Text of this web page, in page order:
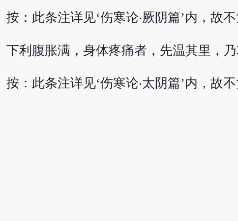
按：此条注详见‘伤寒论‧厥阴篇’内，故不
下利腹胀满，身体疼痛者，先温其里，
按：此条注详见‘伤寒论‧太阴篇’内，故不